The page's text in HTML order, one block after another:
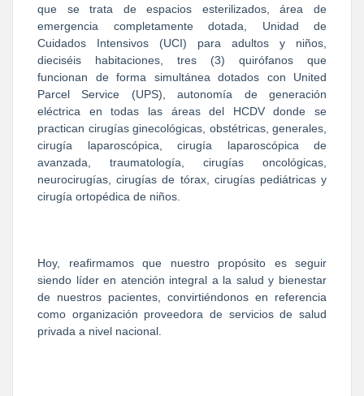
que se trata de espacios esterilizados, área de
emergencia completamente dotada, Unidad de
Cuidados Intensivos (UCI) para adultos y niños,
dieciséis habitaciones, tres (3) quirófanos que
funcionan de forma simultánea dotados con United
Parcel Service (UPS), autonomía de generación
eléctrica en todas las áreas del HCDV donde se
practican cirugías ginecológicas, obstétricas, generales,
cirugía laparoscópica, cirugía laparoscópica de
avanzada, traumatología, cirugías oncológicas,
neurocirugías, cirugías de tórax, cirugías pediátricas y
cirugía ortopédica de niños.
Hoy, reafirmamos que nuestro propósito es seguir
siendo líder en atención integral a la salud y bienestar
de nuestros pacientes, convirtiéndonos en referencia
como organización proveedora de servicios de salud
privada a nivel nacional.